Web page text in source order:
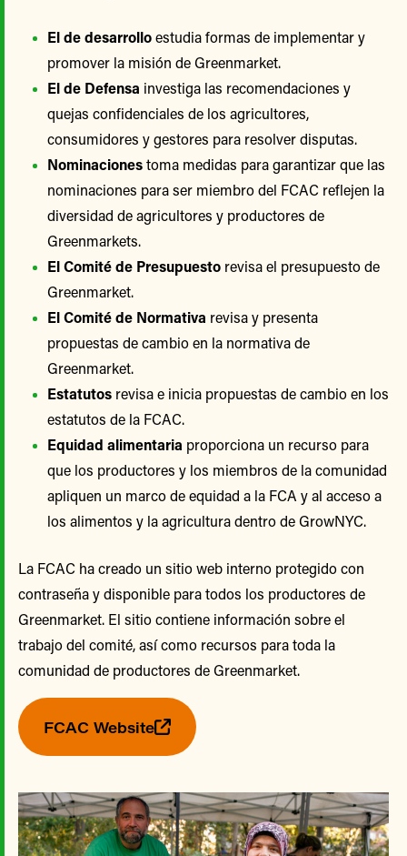
El de desarrolloestudia formas de implementar y
promover la misión de Greenmarket.
El de Defensa investiga las recomendaciones y
quejas confidenciales de los agricultores,
consumidores y gestores para resolver disputas.
Nominacionestoma medidas para garantizar que las
nominaciones para ser miembro del FCAC reflejen la
diversidad de agricultores y productores de
Greenmarkets.
El Comité de Presupuesto revisa el presupuesto de
Greenmarket.
El Comité de Normativa revisa y presenta
propuestas de cambio en la normativa de
Greenmarket.
Estatutos revisa e inicia propuestas de cambio en los
estatutos de la FCAC.
Equidad alimentaria proporciona un recurso para
que los productores y los miembros de la comunidad
apliquen un marco de equidad a la FCA y al acceso a
los alimentos y la agricultura dentro de GrowNYC.
La FCAC ha creado un sitio web interno protegido con
contraseña y disponible para todos los productores de
Greenmarket. El sitio contiene información sobre el
trabajo del comité, así como recursos para toda la
comunidad de productores de Greenmarket.
FCAC Website